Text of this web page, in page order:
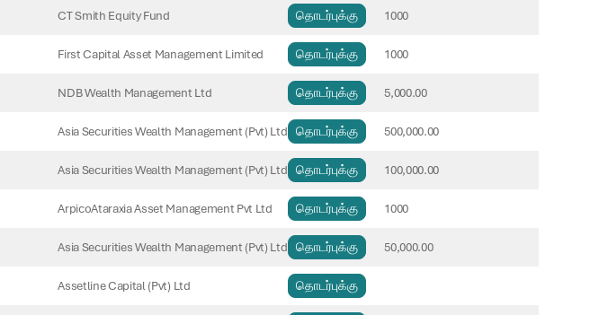
CT Smith Equity Fund தொடர்புக்கு 1000
First Capital Asset Management Limited தொடர்புக்கு 1000
NDB Wealth Management Ltd தொடர்புக்கு 5,000.00
Asia Securities Wealth Management (Pvt) Ltd தொடர்புக்கு 500,000.00
Asia Securities Wealth Management (Pvt) Ltd தொடர்புக்கு 100,000.00
ArpicoAtaraxia Asset Management Pvt Ltd தொடர்புக்கு 1000
Asia Securities Wealth Management (Pvt) Ltd தொடர்புக்கு 50,000.00
Assetline Capital (Pvt) Ltd தொடர்புக்கு